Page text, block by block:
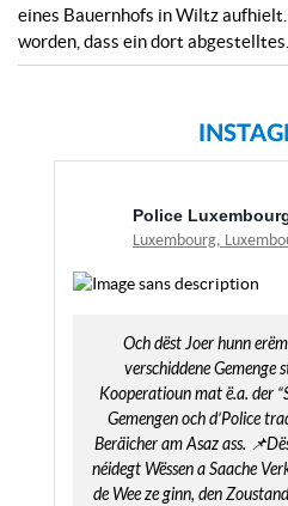
Police Luxembourg
jährigen Vermissten Der seit
vermissten 9-jährigen konnte
eines Bauernhofs in Wiltz
worden, dass ein dort abgestelltes...
Police
Luxembourg,
Och dëst Joer hunn
verschiddene Gemenge
Kooperatioun mat ë.a. der
Gemengen och d’Police
Beräicher am Asaz ass.
néidegt Wëssen a Saache
de Wee ze ginn, den